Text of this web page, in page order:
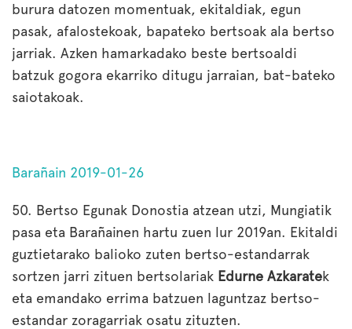
burura datozen momentuak, ekitaldiak, egun
pasak, afalostekoak, bapateko bertsoak ala bertso
jarriak. Azken hamarkadako beste bertsoaldi
batzuk gogora ekarriko ditugu jarraian, bat-bateko
saiotakoak.
Barañain 2019-01-26
50. Bertso Egunak Donostia atzean utzi, Mungiatik
pasa eta Barañainen hartu zuen lur 2019an. Ekitaldi
guztietarako balioko zuten bertso-estandarrak
sortzen jarri zituen bertsolariak Edurne Azkaratek
eta emandako errima batzuen laguntzaz bertso-
estandar zoragarriak osatu zituzten.